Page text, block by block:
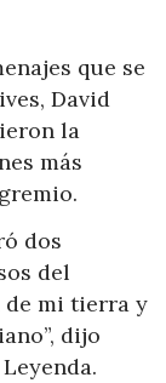
que se
David
la
más
dos
del
de mi tierra y
dijo